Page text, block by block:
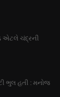
એટલે ચંદ્રની
ભુલ હતી : મનોજ